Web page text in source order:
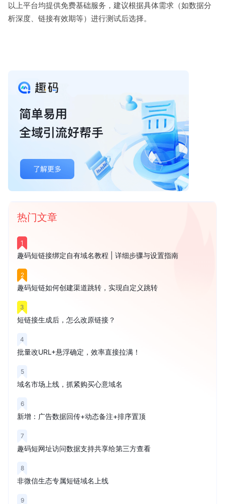
以上平台均提供免费基础服务，建议根据具体需求（如数据分
析深度、链接有效期等）进行测试后选择。
热门文章
1
趣码短链接绑定自有域名教程 | 详细步骤与设置指南
2
趣码短链如何创建渠道跳转，实现自定义跳转
3
短链接生成后，怎么改原链接？
4
批量改URL+悬浮确定，效率直接拉满！
5
域名市场上线，抓紧购买心意域名
6
新增：广告数据回传+动态备注+排序置顶
7
趣码短网址访问数据支持共享给第三方查看
8
非微信生态专属短链域名上线
9